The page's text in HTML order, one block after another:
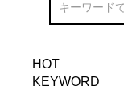
HOT
KEYWORD